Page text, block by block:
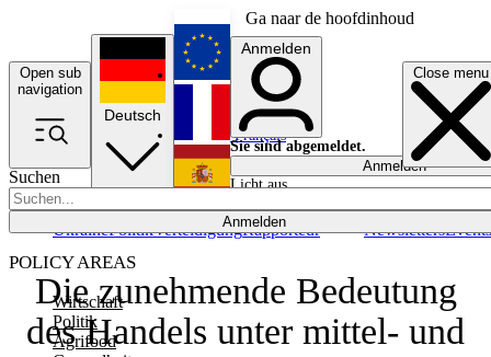
Ga naar de hoofdinhoud
Open sub
navigation
Close menu
Suchen
Anmelden
POLICY AREAS
Wirtschaft
Politik
Agrifood
UkrainePolitikVerteidigungRapporteur NewslettersEvents
Deutsch
English
Français
Anmelden
Sie sind abgemeldet.
Anmelden
Licht aus
Die zunehmende Bedeutung
des Handels unter mittel- und